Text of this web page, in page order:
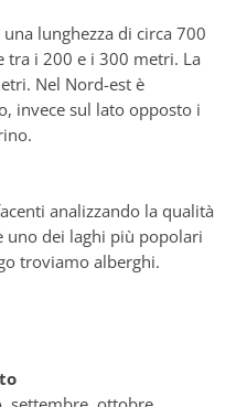
lunghezza di circa 700
tra i 200 e i 300 metri. La
Nel Nord-est è
invece sul lato opposto i
analizzando la qualità
uno dei laghi più popolari
troviamo alberghi.